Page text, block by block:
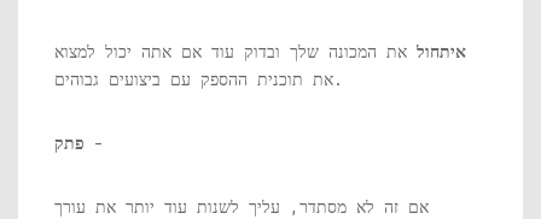
איתחול את המכונה שלך ובדוק עוד אם אתה יכול למצוא
את תוכנית ההספק עם ביצועים גבוהים.
פתק -
אם זה לא מסתדר, עליך לשנות עוד יותר את עורך